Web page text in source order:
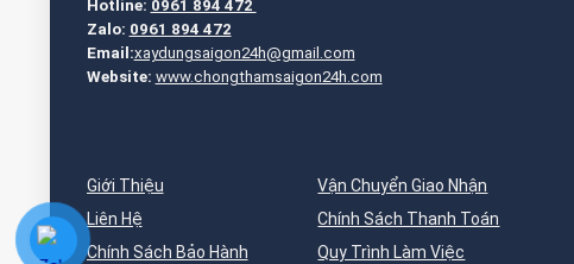
Hotline: 0961 894 472
Zalo: 0961 894 472
Email:xaydungsaigon24h@gmail.com
Website: www.chongthamsaigon24h.com
Giới Thiệu
Liên Hệ
Chính Sách Bảo Hành
Vận Chuyển Giao Nhận
Chính Sách Thanh Toán
Quy Trình Làm Việc